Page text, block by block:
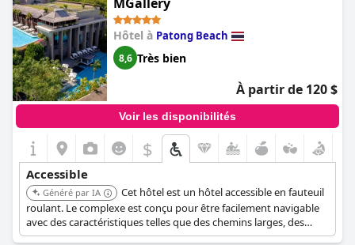
résumé, l'hôtel assure un séjour confortable et accessible grâce
à une conception réfléchie et un emplacement privilégié.
Hôtel à Patong Beach
8,6 Très bien
À partir de 120 $
Voir les disponibilités
$
Accessible
Généré par IA
Cet hôtel est un hôtel accessible en fauteuil
roulant. Le complexe est conçu pour être facilement navigable
avec des caractéristiques telles que des chemins larges, des
ascenseurs à tous les étages et des rampes pour les chambres.